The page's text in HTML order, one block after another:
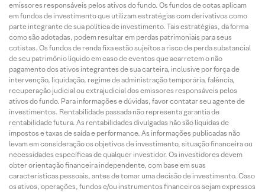
emissores responsáveis pelos ativos do fundo. Os fundos de cotas aplicam
em fundos de investimento que utilizam estratégias com derivativos como
parte integrante de sua política de investimento. Tais estratégias, da forma
como são adotadas, podem resultar em perdas patrimoniais para seus
cotistas. Os fundos de renda fixa estão sujeitos a risco de perda substancial
de seu patrimônio líquido em caso de eventos que acarretem o não
pagamento dos ativos integrantes de sua carteira, inclusive por força de
intervenção, liquidação, regime de administração temporária, falência,
recuperação judicial ou extrajudicial dos emissores responsáveis pelos
ativos do fundo. Para informações e dúvidas, favor contatar seu agente de
investimentos. Rentabilidade passada não representa garantia de
rentabilidade futura. As rentabilidades divulgadas não são líquidas de
impostos e taxas de saída e performance. As informações publicadas não
levam em consideração os objetivos de investimento, situação financeira ou
necessidades específicas de qualquer investidor. Os investidores devem
obter orientação financeira independente, com base em suas
características pessoais, antes de tomar uma decisão de investimento. Caso
os ativos, operações, fundos e/ou instrumentos financeiros sejam expressos